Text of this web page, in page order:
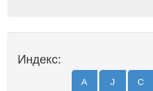
Индекс:
А
Ј
С